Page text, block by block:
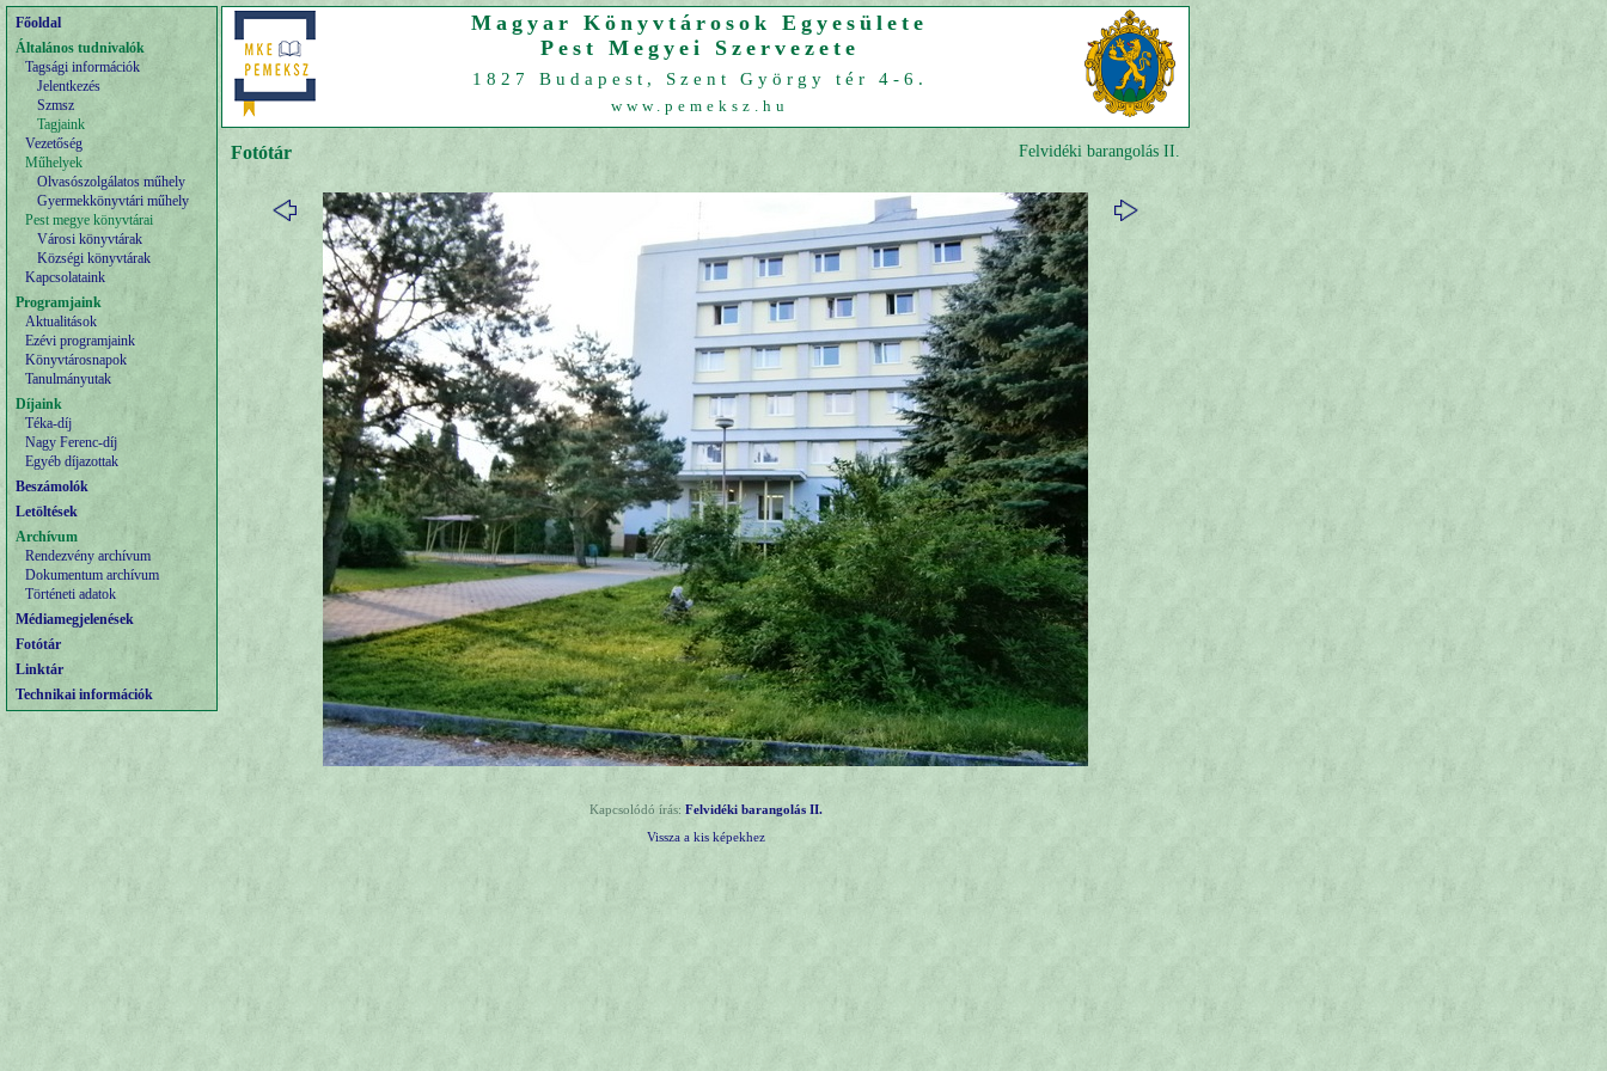
Magyar Könyvtárosok Egyesülete
Pest Megyei Szervezete
1827 Budapest, Szent György tér 4-6.
www.pemeksz.hu
Főoldal
Általános tudnivalók
Tagsági információk
Jelentkezés
Szmsz
Tagjaink
Vezetőség
Műhelyek
Olvasószolgálatos műhely
Gyermekkönyvtári műhely
Pest megye könyvtárai
Városi könyvtárak
Községi könyvtárak
Kapcsolataink
Programjaink
Aktualitások
Ezévi programjaink
Könyvtárosnapok
Tanulmányutak
Díjaink
Téka-díj
Nagy Ferenc-díj
Egyéb díjazottak
Beszámolók
Letöltések
Archívum
Rendezvény archívum
Dokumentum archívum
Történeti adatok
Médiamegjelenések
Fotótár
Linktár
Technikai információk
Fotótár Felvidéki barangolás II.
Kapcsolódó írás: Felvidéki barangolás II.
Vissza a kis képekhez